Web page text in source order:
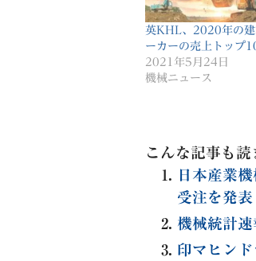
英KHL、2020年の建
ーカーの売上トップ
2021年5月24日
機械ニュース
こんな記事も読
日本産業
受注を発表
機械統計
印マヒンド